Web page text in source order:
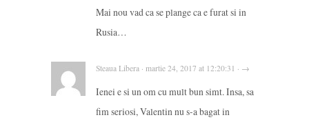
Mai nou vad ca se plange ca e furat si in
Rusia…
Steaua Libera · martie 24, 2017 at 12:20:31 · →
Ienei e si un om cu mult bun simt. Insa, sa
fim seriosi, Valentin nu s-a bagat in